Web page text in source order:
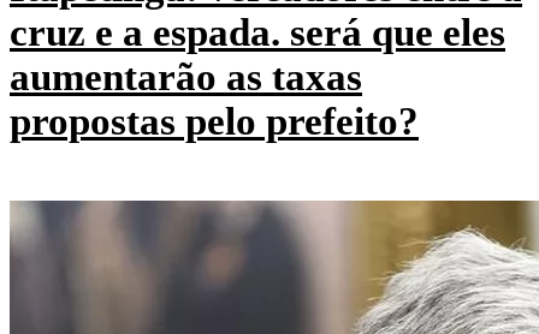
cruz e a espada. será que eles
aumentarão as taxas
propostas pelo prefeito?